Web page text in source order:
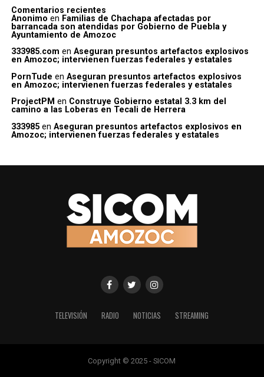
Comentarios recientes
Anonimo en Familias de Chachapa afectadas por
barrancada son atendidas por Gobierno de Puebla y
Ayuntamiento de Amozoc
333985.com en Aseguran presuntos artefactos explosivos
en Amozoc; intervienen fuerzas federales y estatales
PornTude en Aseguran presuntos artefactos explosivos
en Amozoc; intervienen fuerzas federales y estatales
ProjectPM en Construye Gobierno estatal 3.3 km del
camino a las Loberas en Tecali de Herrera
333985en Aseguran presuntos artefactos explosivos en
Amozoc; intervienen fuerzas federales y estatales
TELEVISIÓN RADIO NOTICIAS STREAMING
Copyright © 2025 - SICOM